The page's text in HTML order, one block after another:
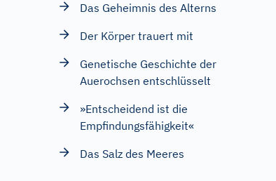
Das Geheimnis des Alterns
Der Körper trauert mit
Genetische Geschichte der
Auerochsen entschlüsselt
»Entscheidend ist die
Empfindungsfähigkeit«
Das Salz des Meeres